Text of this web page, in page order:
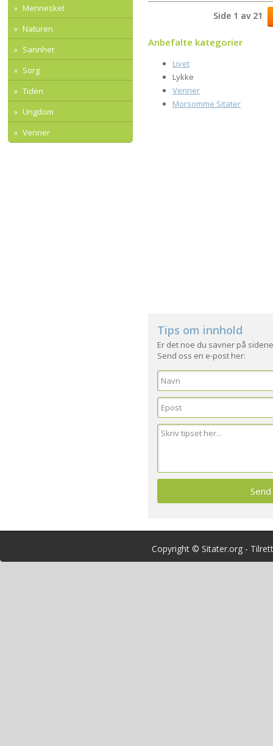
Mennesket
Naturen
Sannhet
Sorg
Tiden
Ungdom
Venner
Side 1 av 21
Anbefalte kategorier
Livet
Lykke
Venner
Morsomme Sitater
Tips om innhold
Er det noe du savner på
Send oss en e-post her:
Copyright © Sitater.org -